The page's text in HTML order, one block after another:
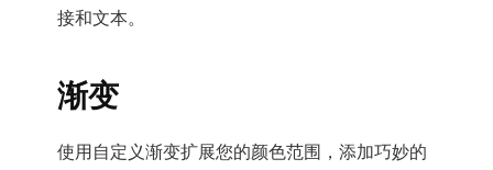
接和文本。
渐变
使用自定义渐变扩展您的颜色范围，添加巧妙的